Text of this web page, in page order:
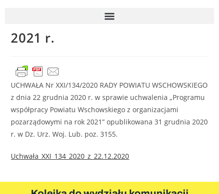
2021 r.
UCHWAŁA Nr XXI/134/2020 RADY POWIATU WSCHOWSKIEGO
z dnia 22 grudnia 2020 r. w sprawie uchwalenia „Programu
współpracy Powiatu Wschowskiego z organizacjami
pozarządowymi na rok 2021” opublikowana 31 grudnia 2020
r. w Dz. Urz. Woj. Lub. poz. 3155.
Uchwała_XXI_134_2020_z_22.12.2020